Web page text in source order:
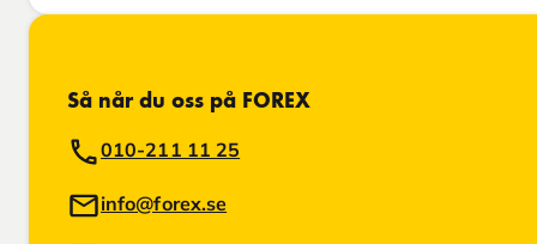
Så når du oss på FOREX
010-211 11 25
info@forex.se